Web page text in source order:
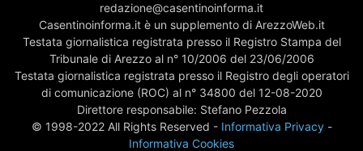
redazione@casentinoinforma.it
Casentinoinforma.it è un supplemento di ArezzoWeb.it
Testata giornalistica registrata presso il Registro Stampa del
Tribunale di Arezzo al n° 10/2006 del 23/06/2006
Testata giornalistica registrata presso il Registro degli operatori
di comunicazione (ROC) al n° 34800 del 12-08-2020
Direttore responsabile: Stefano Pezzola
© 1998-2022 All Rights Reserved - Informativa Privacy-
Informativa Cookies